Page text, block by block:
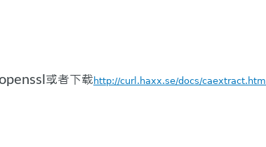
或者下载http://curl.haxx.se/docs/caextract.html